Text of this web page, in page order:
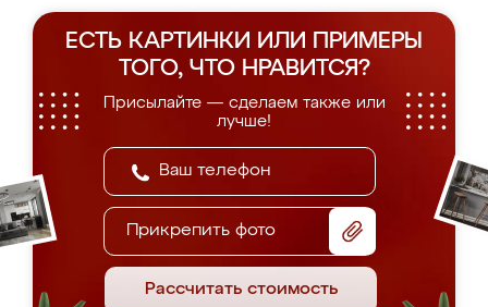
ЕСТЬ КАРТИНКИ ИЛИ ПРИМЕРЫ
ТОГО, ЧТО НРАВИТСЯ?
Присылайте — сделаем также или
лучше!
Прикрепить фото
Рассчитать стоимость